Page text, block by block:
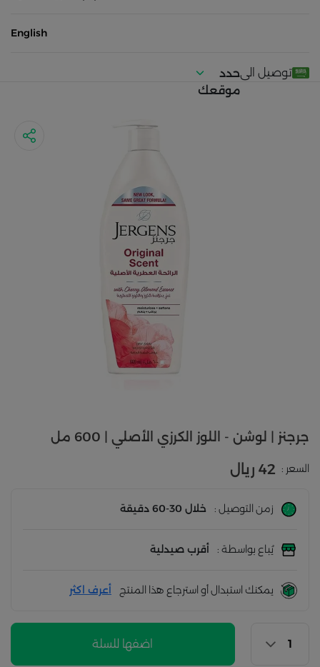
English
توصيل الىحدد
موقعك
جرجنز | لوشن - اللوز الكرزي الأصلي | 600 مل
السعر : 42 ريال
زمن التوصيل : خلال 30-60 دقيقة
يُباع بواسطة : أقرب صيدلية
يمكنك استبدال أو استرجاع هذا المنتج أعرف اكثر
اضفها للسلة